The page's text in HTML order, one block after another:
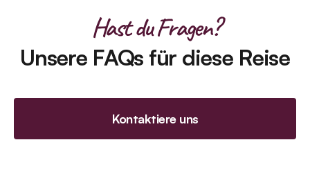
Hast du Fragen?
Unsere FAQs für diese Reise
Kontaktiere uns